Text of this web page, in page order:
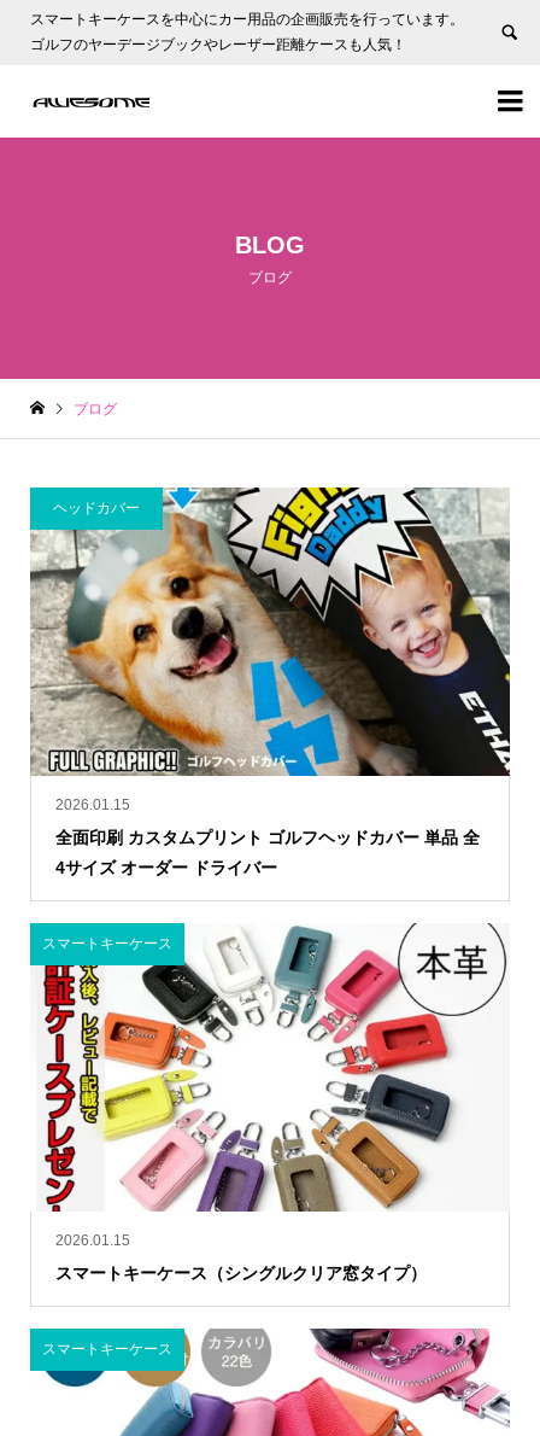
スマートキーケースを中心にカー用品の企画販売を行っています。
ゴルフのヤーデージブックやレーザー距離ケースも人気！


BLOG
ブログ
ブログ
2026.01.15
全面印刷 カスタムプリント ゴルフヘッドカバー 単品 全
4サイズ オーダー ドライバー
ヘッドカバー
2026.01.15
スマートキーケース（シングルクリア窓タイプ）
スマートキーケース
スマートキーケース